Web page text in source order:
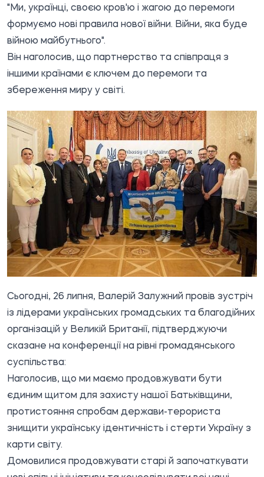
"Ми, українці, своєю кров'ю і жагою до перемоги
формуємо нові правила нової війни. Війни, яка буде
війною майбутнього".
Він наголосив, що партнерство та співпраця з
іншими країнами є ключем до перемоги та
збереження миру у світі.
Сьогодні, 26 липня, Валерій Залужний провів зустріч
із лідерами українських громадських та благодійних
організацій у Великій Британії, підтверджуючи
сказане на конференції на рівні громадянського
суспільства:
Наголосив, що ми маємо продовжувати бути
єдиним щитом для захисту нашої Батьківщини,
протистояння спробам держави-терориста
знищити українську ідентичність і стерти Україну з
карти світу.
Домовилися продовжувати старі й започаткувати